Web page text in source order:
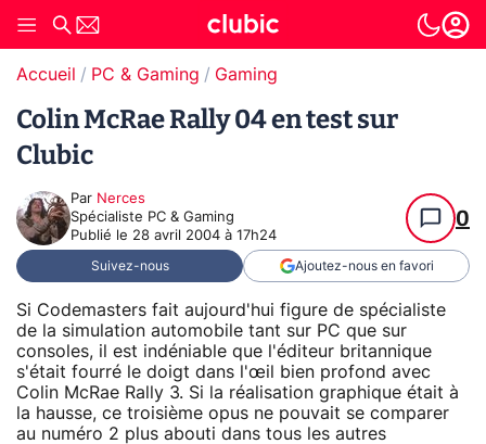
Accueil PC & Gaming Gaming
Colin McRae Rally 04 en test sur
Clubic
Par Nerces
Spécialiste PC & Gaming
Publié le 28 avril 2004 à 17h24
0
Suivez-nous Ajoutez-nous en favori
Si Codemasters fait aujourd'hui figure de spécialiste
de la simulation automobile tant sur PC que sur
consoles, il est indéniable que l'éditeur britannique
s'était fourré le doigt dans l'œil bien profond avec
Colin McRae Rally 3. Si la réalisation graphique était à
la hausse, ce troisième opus ne pouvait se comparer
au numéro 2 plus abouti dans tous les autres